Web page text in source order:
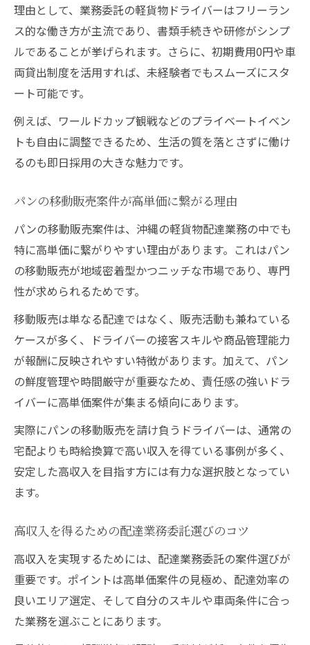
家庭や趣味と両立できる働き方の魅力
未経験でも安心して目指せる高収入の秘密
未経験者向けサポート内容比較一覧
談
高収入を目指せる研修・フォロー体制とは
理由として、業務委託の軽貨物ドライバーはフリーラン
ス的な働き方が主流であり、書類手続きや研修がシンプ
ルであることが挙げられます。さらに、初期費用0円や車
両貸出制度を活用すれば、未経験者でもスムーズにスタ
ート可能です。
例えば、ワールドカップ観戦などのプライベートイベン
トも自由に調整できるため、生活の質を落とさずに働け
るのも即日採用の大きな魅力です。
パンの移動販売案件が高単価に繋がる理由
パンの移動販売案件は、沖縄の軽貨物配達業務の中でも
特に高単価に繋がりやすい理由があります。これはパン
の移動販売が地域密着型かつニッチな市場であり、専門
性が求められるためです。
移動販売は単なる配達ではなく、販売活動も兼ねている
ケースが多く、ドライバーの接客スキルや商品管理能力
が報酬に反映されやすい特徴があります。加えて、パン
の鮮度管理や時間厳守が重要なため、責任感の強いドラ
イバーに高単価案件が集まる傾向にあります。
実際にパンの移動販売を請け負うドライバーは、通常の
宅配よりも時給換算で高い収入を得ている事例が多く、
安定した高収入を目指す方には有力な選択肢となってい
ます。
高収入を得るための配達業務委託選びのコツ
高収入を実現するためには、配達業務委託の案件選びが
重要です。ポイントは高単価案件の見極め、配達効率の
良いエリア選定、そして自分のスキルや車両条件に合っ
た業務を選ぶことにあります。